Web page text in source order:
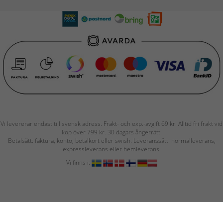
Vi levererar endast till svensk adress. Frakt- och exp.-avgift 69 kr. Alltid fri frakt vid
köp över 799 kr. 30 dagars ångerrätt.
Betalsätt: faktura, konto, betalkort eller swish. Leveranssätt: normalleverans,
expressleverans eller hemleverans.
Vi finns i: